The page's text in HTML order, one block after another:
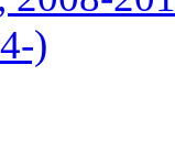
)